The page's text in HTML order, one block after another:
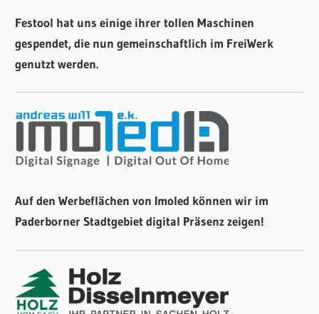
Festool hat uns einige ihrer tollen Maschinen
gespendet, die nun gemeinschaftlich im FreiWerk
genutzt werden.
Auf den Werbeflächen von Imoled können wir im
Paderborner Stadtgebiet digital Präsenz zeigen!